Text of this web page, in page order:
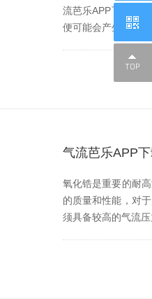
流芭乐APP下载无限
便可能会产生被污染
气流芭乐APP
氧化锆是重要的耐高
的质量和性能，
须具备较高的气流